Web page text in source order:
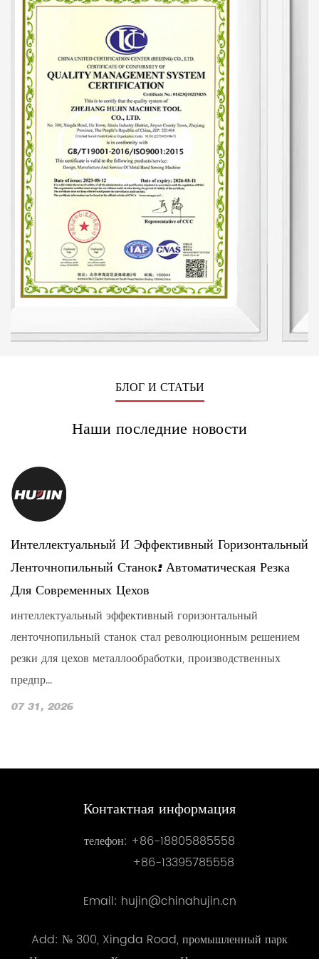
защитное устройство, чтобы станок автоматически
регулировал скорость. Скорость станка после начала
работы унифицирована, что исключает
традиционные недостатки протягивания зубьев. А
производительность на треть выше, чем у
аналогичной продукции, что позволяет сэкономить
около 30-40% ленточных пил. Гидравлическая
система является ключевой частью пильного станка.
Это улучшение принесло как экономические, так и
существенные выгоды.
БЛОГ И СТАТЬИ
Наши последние новости
Интеллектуальный И Эффективный Горизонтальный
Ленточнопильный Станок: Автоматическая Резка
Для Современных Цехов
интеллектуальный эффективный горизонтальный
ленточнопильный станок стал революционным решением
резки для цехов металлообработки, производственных
предпр...
07 31, 2026
Контактная информация
телефон: +86-18805885558
+86-13395785558
Email: hujin@chinahujin.cn
Add: № 300, Xingda Road, промышленный парк